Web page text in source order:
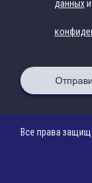
данных
Все права